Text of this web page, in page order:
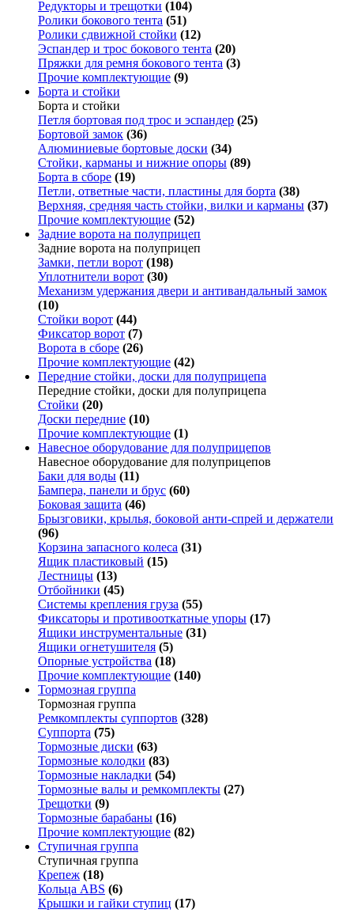
Редукторы и трещотки (104)
Ролики бокового тента (51)
Ролики сдвижной стойки (12)
Эспандер и трос бокового тента (20)
Пряжки для ремня бокового тента (3)
Прочие комплектующие (9)
Борта и стойки
Борта и стойки
Петля бортовая под трос и эспандер (25)
Бортовой замок (36)
Алюминиевые бортовые доски (34)
Стойки, карманы и нижние опоры (89)
Борта в сборе (19)
Петли, ответные части, пластины для борта (38)
Верхняя, средняя часть стойки, вилки и карманы (37)
Прочие комплектующие (52)
Задние ворота на полуприцеп
Задние ворота на полуприцеп
Замки, петли ворот (198)
Уплотнители ворот (30)
Механизм удержания двери и антивандальный замок
(10)
Стойки ворот (44)
Фиксатор ворот (7)
Ворота в сборе (26)
Прочие комплектующие (42)
Передние стойки, доски для полуприцепа
Передние стойки, доски для полуприцепа
Стойки (20)
Доски передние (10)
Прочие комплектующие (1)
Навесное оборудование для полуприцепов
Навесное оборудование для полуприцепов
Баки для воды (11)
Бампера, панели и брус (60)
Боковая защита (46)
Брызговики, крылья, боковой анти-спрей и держатели
(96)
Корзина запасного колеса (31)
Ящик пластиковый (15)
Лестницы (13)
Отбойники (45)
Системы крепления груза (55)
Фиксаторы и противооткатные упоры (17)
Ящики инструментальные (31)
Ящики огнетушителя (5)
Опорные устройства (18)
Прочие комплектующие (140)
Тормозная группа
Тормозная группа
Ремкомплекты суппортов (328)
Суппорта (75)
Тормозные диски (63)
Тормозные колодки (83)
Тормозные накладки (54)
Тормозные валы и ремкомплекты (27)
Трещотки (9)
Тормозные барабаны (16)
Прочие комплектующие (82)
Ступичная группа
Ступичная группа
Крепеж (18)
Кольца ABS (6)
Крышки и гайки ступиц (17)